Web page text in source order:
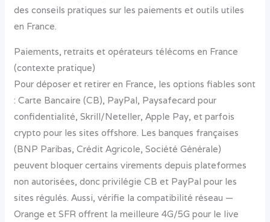
des conseils pratiques sur les paiements et outils utiles
en France.
Paiements, retraits et opérateurs télécoms en France
(contexte pratique)
Pour déposer et retirer en France, les options fiables sont
: Carte Bancaire (CB), PayPal, Paysafecard pour
confidentialité, Skrill/Neteller, Apple Pay, et parfois
crypto pour les sites offshore. Les banques françaises
(BNP Paribas, Crédit Agricole, Société Générale)
peuvent bloquer certains virements depuis plateformes
non autorisées, donc privilégie CB et PayPal pour les
sites régulés. Aussi, vérifie la compatibilité réseau —
Orange et SFR offrent la meilleure 4G/5G pour le live